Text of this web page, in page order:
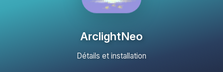
ArclightNeo
Détails et installation